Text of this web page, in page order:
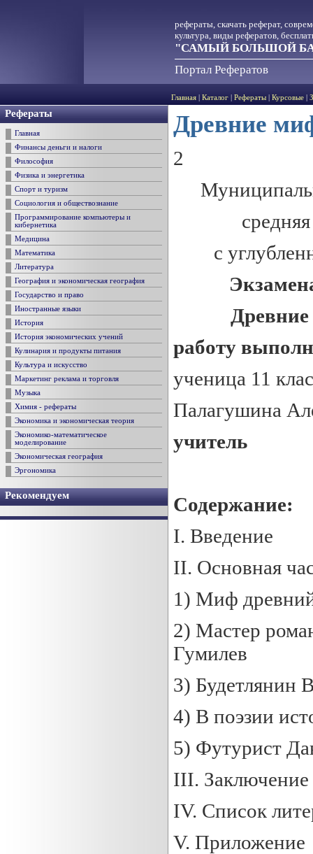
рефераты, скачать реферат,
культура, виды рефератов,
"САМЫЙ БОЛЬШОЙ
Портал Рефератов
Главная Каталог Рефераты Курсовые
Рефераты
Главная
Финансы деньги и налоги
Философия
Физика и энергетика
Спорт и туризм
Социология и обществознание
Программирование компьютеры и
кибернетика
Медицина
Математика
Литература
География и экономическая география
Государство и право
Иностранные языки
История
История экономических учений
Кулинария и продукты питания
Культура и искусство
Маркетинг реклама и торговля
Музыка
Химия - рефераты
Экономика и экономическая теория
Экономико-математическое
моделирование
Экономическая география
Эргономика
Рекомендуем
Древние
2
с
Экзамен
работу
ученица 11
Палагушина
учитель
Содержание:
I. Введение
II. Основная
1) Миф
2) Мастер
Гумилев
3) Будетлянин
4) В поэзии
5) Футурист
III. Заключение
IV. Список
V. Приложение